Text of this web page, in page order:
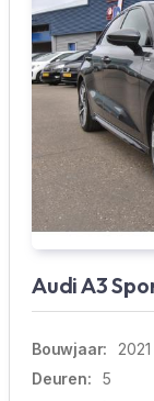
Audi A3
Bouwjaar:
2021
Deuren:
5